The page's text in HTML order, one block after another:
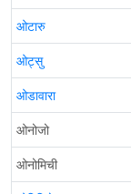
ओटारु
ओट्सु
ओडावारा
ओनोजो
ओनोमिची